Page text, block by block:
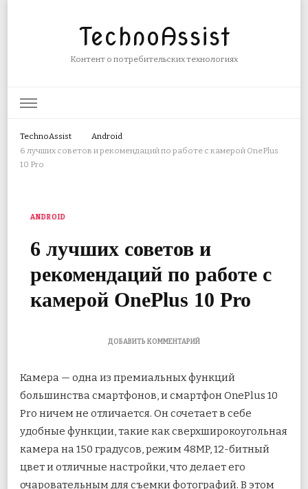
TechnoAssist
Контент о потребительских технологиях
TechnoAssist
Android
6 лучших советов и рекомендаций по работе с камерой OnePlus
10 Pro
ANDROID
6 лучших советов и
рекомендаций по работе с
камерой OnePlus 10 Pro
ДОБАВИТЬ КОММЕНТАРИЙК
ЛУЧШИХ
И
РЕКОМЕНДАЦИЙ
РАБОТЕ
С
ONEPLUS
10
Камера — одна из премиальных функций
большинства смартфонов, и смартфон OnePlus 10
Pro ничем не отличается. Он сочетает в себе
удобные функции, такие как сверхширокоугольная
камера на 150 градусов, режим 48MP, 12-битный
цвет иотличные настройки, что делает его
очаровательным для съемки фотографий. В этом